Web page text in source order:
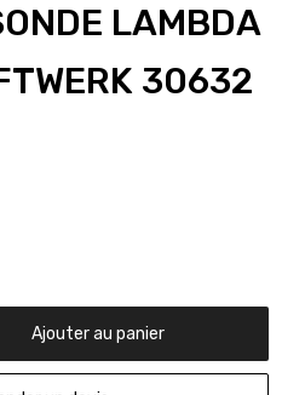
LAMBDA
30632
Ajouter au panier